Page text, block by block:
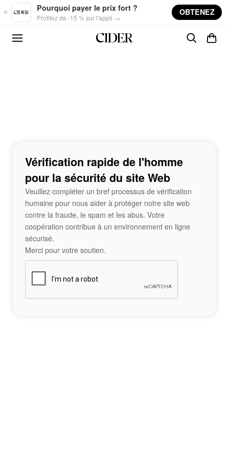
Skip to main content
Pourquoi payer le prix fort ?
Profitez de -15 % sur l'appli →
OBTENEZ
Vérification rapide de l'homme
pour la sécurité du site Web
Veuillez compléter un bref processus de vérification
humaine pour nous aider à protéger notre site web
contre la fraude, le spam et les abus. Votre
coopération contribue à un environnement en ligne
sécurisé.
Merci pour votre soutien.